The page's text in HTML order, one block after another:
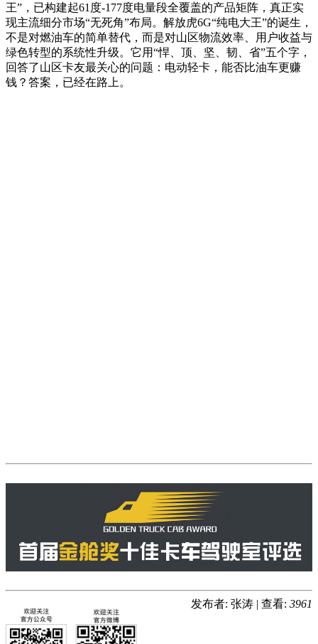
王”，已构建起61度-177度电量段全覆盖的产品矩阵，真正实
现主流细分市场“无死角”布局。解放虎6G“纯电大王”的诞生，
不是对燃油车的简单替代，而是对山区物流效率、用户收益与
绿色转型的系统性升级。它用“悍、顶、坚、韧、省”五个字，
回答了山区卡友最关心的问题：电动轻卡，能否比油车更赚
钱？答案，已经在路上。
发布者: 张涛 | 查看: 3961